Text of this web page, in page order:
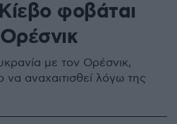
φοβάται
με τον Ορέσνικ,
αναχαιτισθεί λόγω της